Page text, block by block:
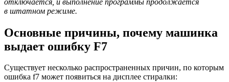
в штатном режиме.
Основные причины, почему машинка
выдает ошибку F7
Существует несколько распространенных причин, по которым
ошибка f7 может появиться на дисплее стиралки: